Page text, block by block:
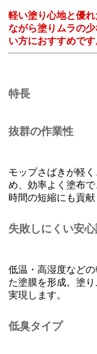
軽い塗り心地と優
ながら塗りムラの
い方におすすめです
特長
抜群の作業性
モップさばきが軽
め、効率よく塗布
時間の短縮にも貢献
失敗しにくい安
低温・高湿度など
た塗膜を形成。塗
実現します。
低臭タイプ